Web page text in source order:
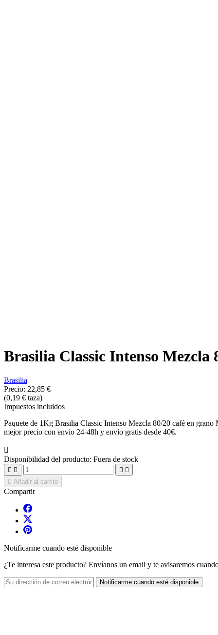
Brasilia Classic Intenso Mezcla
Brasilia
Precio: 22,85 €
(0,19 € taza)
Impuestos incluidos
Paquete de 1Kg Brasilia Classic Intenso Mezcla 80/20 café en
mejor precio con envío 24-48h y envío gratis desde 40€.

Disponibilidad del producto: Fuera de stock
   
 Añadir al carrito
Compartir
Notificarme cuando esté disponible
¿Te interesa este producto? Envíanos un email y te avisaremos
Notificarme cuando esté disponible